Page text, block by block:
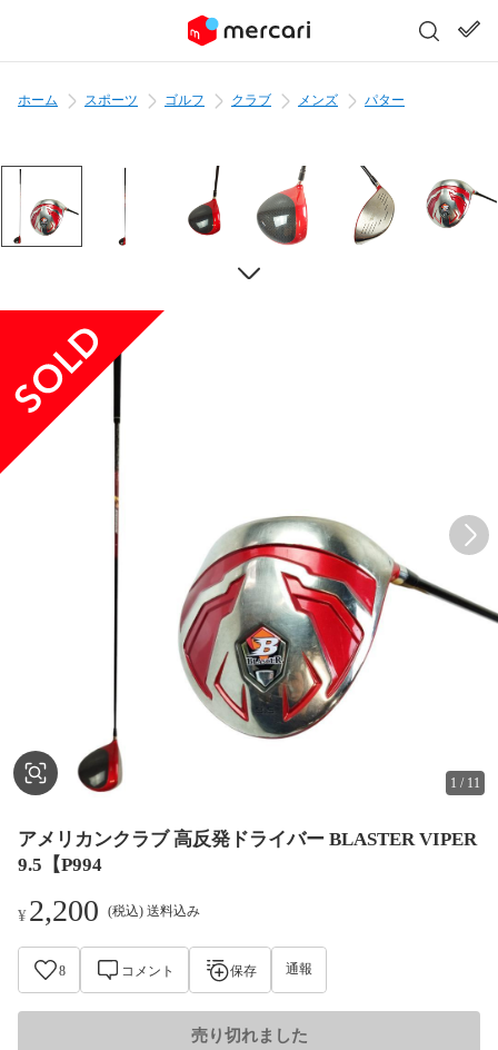
ホーム スポーツ ゴルフ クラブ メンズ パター
1 / 11
アメリカンクラブ 高反発ドライバー BLASTER VIPER
9.5【P994
¥2,200 (税込) 送料込み
8 コメント 保存 通報
売り切れました